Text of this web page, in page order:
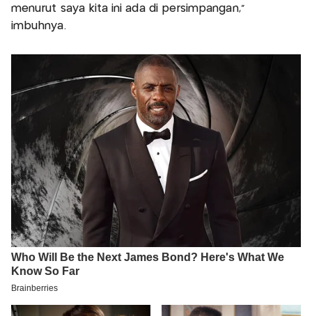
menurut saya kita ini ada di persimpangan,"
imbuhnya.